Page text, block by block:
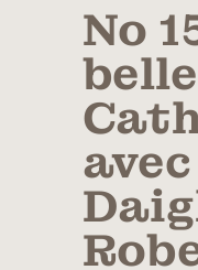
No
belle